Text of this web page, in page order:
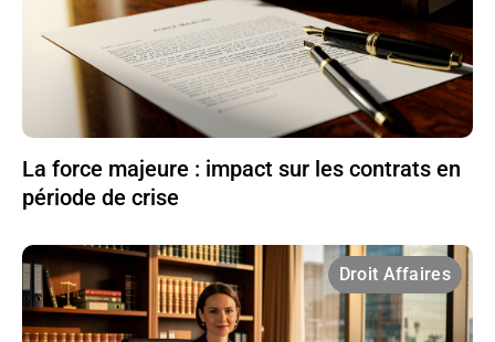
La force majeure : impact sur les contrats en
période de crise
Droit Affaires